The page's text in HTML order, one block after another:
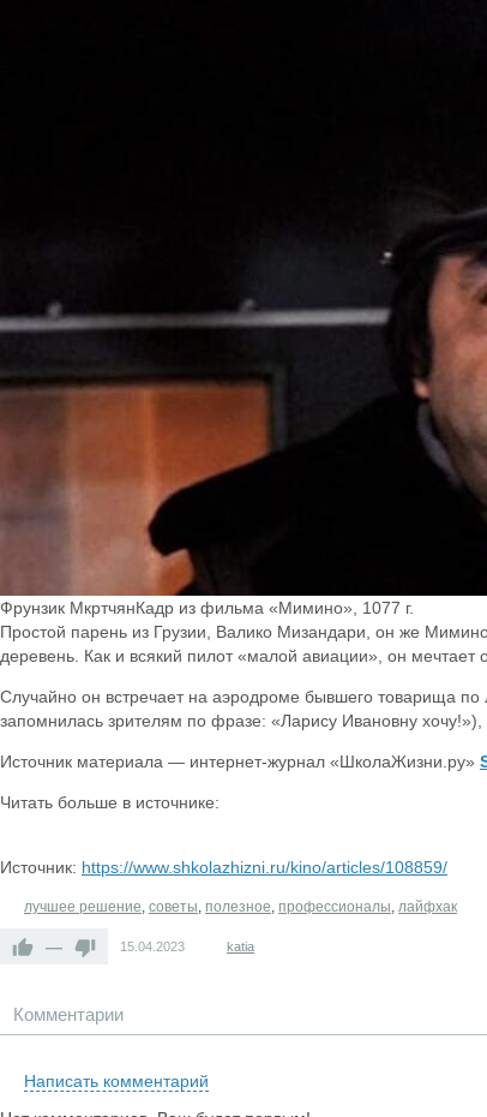
Фрунзик МкртчянКадр из фильма «Мимино», 1077 г.
Простой парень из Грузии, Валико Мизандари, он же
деревень. Как и всякий пилот «малой авиации», он
Случайно он встречает на аэродроме бывшего товарища
запомнилась зрителям по фразе: «Ларису Ивановну
Источник материала — интернет-журнал «ШколаЖизни.ру»
Читать больше в источнике:
Источник: https://www.shkolazhizni.ru/kino/articles/108859/
лучшее решение, советы, полезное, профессионалы, лайфхак
— 15.04.2023 katia
Комментарии
Написать комментарий